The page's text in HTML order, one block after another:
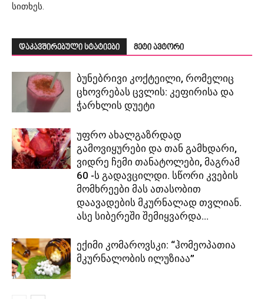
სითხეს.
დაკავშირებული სტატიები მეტი ავტორი
ბუნებრივი კოქტეილი, რომელიც
ცხოვრებას ცვლის: კეფირისა და
ჭარხლის დუეტი
უფრო ახალგაზრდად
გამოვიყურები და თან გამხდარი,
ვიდრე ჩემი თანატოლები, მაგრამ
60 -ს გადავცილდი. სწორი კვების
მომხრეები მას ათასობით
დაავადების მკურნალად თვლიან.
ასე სიბერეში შემიყვარდა...
ექიმი კომაროვსკი: “ჰომეოპათია
მკურნალობის ილუზიაა”